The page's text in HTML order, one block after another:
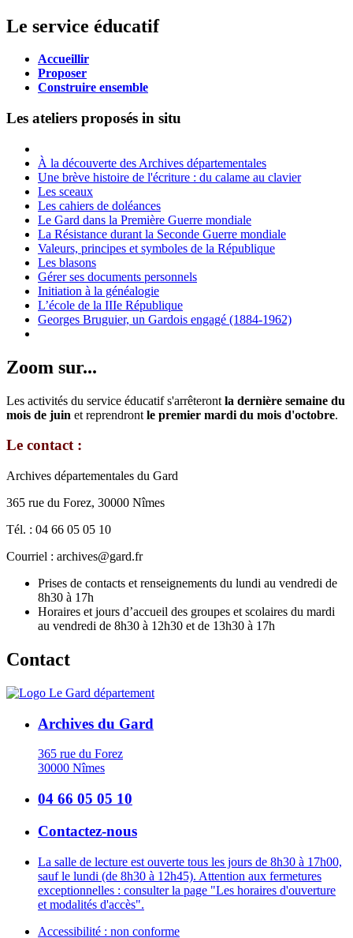
Le service éducatif
Accueillir
Proposer
Construire ensemble
Les ateliers proposés in situ
À la découverte des Archives départementales
Une brève histoire de l'écriture : du calame au clavier
Les sceaux
Les cahiers de doléances
Le Gard dans la Première Guerre mondiale
La Résistance durant la Seconde Guerre mondiale
Valeurs, principes et symboles de la République
Les blasons
Gérer ses documents personnels
Initiation à la généalogie
L’école de la IIIe République
Georges Bruguier, un Gardois engagé (1884-1962)
Zoom sur...
Les activités du service éducatif s'arrêteront la dernière semaine du
mois de juin et reprendront le premier mardi du mois d'octobre.
Le contact :
Archives départementales du Gard
365 rue du Forez, 30000 Nîmes
Tél. : 04 66 05 05 10
Courriel : archives@gard.fr
Prises de contacts et renseignements du lundi au vendredi de
8h30 à 17h
Horaires et jours d’accueil des groupes et scolaires du mardi
au vendredi de 8h30 à 12h30 et de 13h30 à 17h
Contact
Archives du Gard
365 rue du Forez
30000 Nîmes
04 66 05 05 10
Contactez-nous
La salle de lecture est ouverte tous les jours de 8h30 à 17h00,
sauf le lundi (de 8h30 à 12h45). Attention aux fermetures
exceptionnelles : consulter la page "Les horaires d'ouverture
et modalités d'accès".
Accessibilité : non conforme